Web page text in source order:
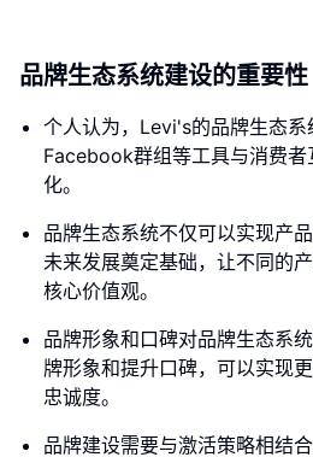
品牌生态系统建设的重要性
个人认为，Levi's的品牌生态
Facebook群组等工具与消费
化。
品牌生态系统不仅可以实现产
未来发展奠定基础，让不同的
核心价值观。
品牌形象和口碑对品牌生态系
牌形象和提升口碑，可以实现
忠诚度。
品牌建设需要与激活策略相结